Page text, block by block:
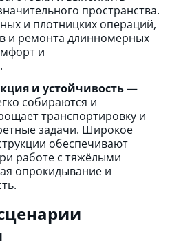
пространства.
и плотницких операций,
и ремонта длинномерных
и
и устойчивость—
собираются и
транспортировку и
задачи. Широкое
обеспечивают
работе с тяжёлыми
опрокидывание и